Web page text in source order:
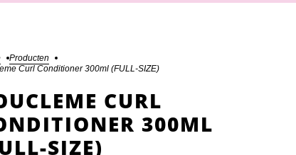
Producten
Curl Conditioner 300ml (FULL-SIZE)
CURL
300ML
SIZE)